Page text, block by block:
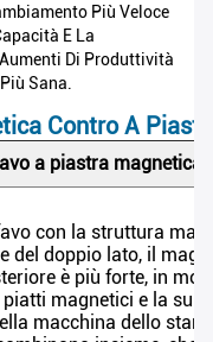
Più Veloce
E La
Di Produttività
Sana.
Contro A
a piastra magnetica
con la struttura
del doppio lato, il
è più forte, in
magnetici e la
macchina dello